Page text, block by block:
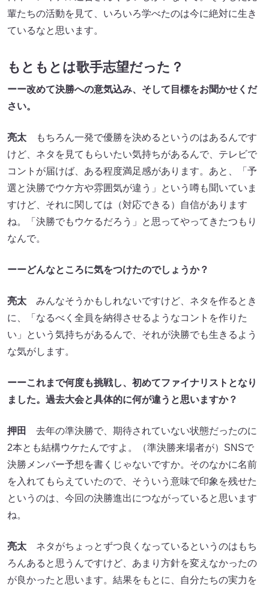
輩たちの活動を見て、いろいろ学べたのは今に絶対に生き
ているなと思います。
もともとは歌手志望だった？
ーー改めて決勝への意気込み、そして目標をお聞かせくだ
さい。
亮太 もちろん一発で優勝を決めるというのはあるんです
けど、ネタを見てもらいたい気持ちがあるんで、テレビで
コントが届けば、ある程度満足感があります。あと、「予
選と決勝でウケ方や雰囲気が違う」という噂も聞いていま
すけど、それに関しては（対応できる）自信があります
ね。「決勝でもウケるだろう」と思ってやってきたつもり
なんで。
ーーどんなところに気をつけたのでしょうか？
亮太 みんなそうかもしれないですけど、ネタを作るとき
に、「なるべく全員を納得させるようなコントを作りた
い」という気持ちがあるんで、それが決勝でも生きるよう
な気がします。
ーーこれまで何度も挑戦し、初めてファイナリストとなり
ました。過去大会と具体的に何が違うと思いますか？
押田
去年の準決勝で、期待されていない状態だったのに
2本とも結構ウケたんですよ。（準決勝来場者が）SNSで
決勝メンバー予想を書くじゃないですか。そのなかに名前
を入れてもらえていたので、そういう意味で印象を残せた
というのは、今回の決勝進出につながっていると思います
ね。
亮太 ネタがちょっとずつ良くなっているというのはもち
ろんあると思うんですけど、あまり方針を変えなかったの
が良かったと思います。結果をもとに、自分たちの実力を